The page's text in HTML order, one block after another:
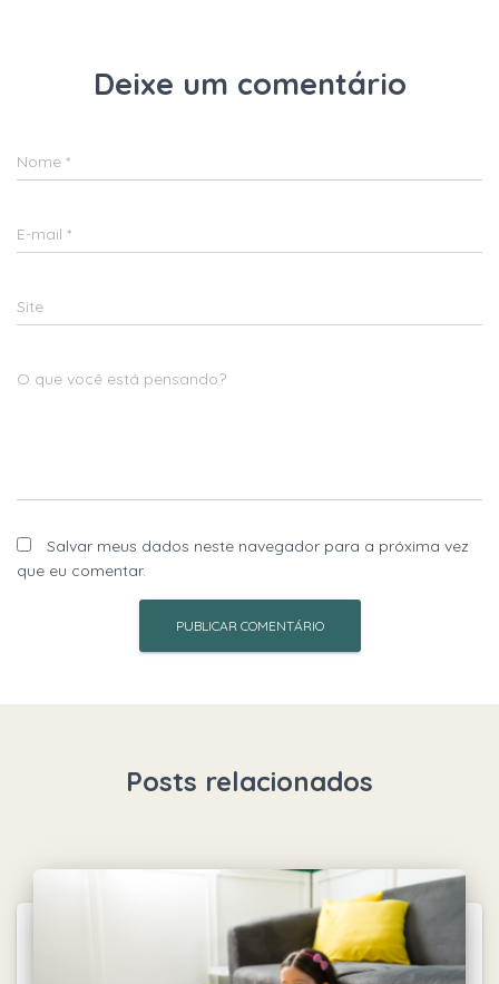
Deixe um comentário
Nome *
E-mail *
Site
O que você está pensando?
Salvar meus dados neste navegador para a próxima vez
que eu comentar.
Posts relacionados